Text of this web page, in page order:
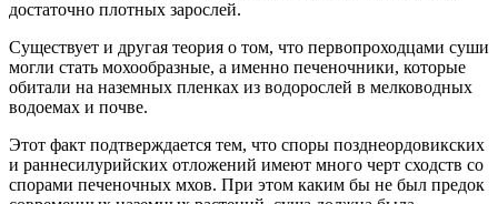
достаточно плотных зарослей.
Существует и другая теория о том, что первопроходцами суши
могли стать мохообразные, а именно печеночники, которые
обитали на наземных пленках из водорослей в мелководных
водоемах и почве.
Этот факт подтверждается тем, что споры позднеордовикских
и раннесилурийских отложений имеют много черт сходств со
спорами печеночных мхов. При этом каким бы не был предок